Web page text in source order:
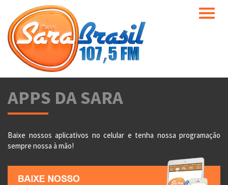
Toggle
APPS DA SARA
Baixe nossos aplicativos no celular e tenha nossa programação
sempre nossa à mão!